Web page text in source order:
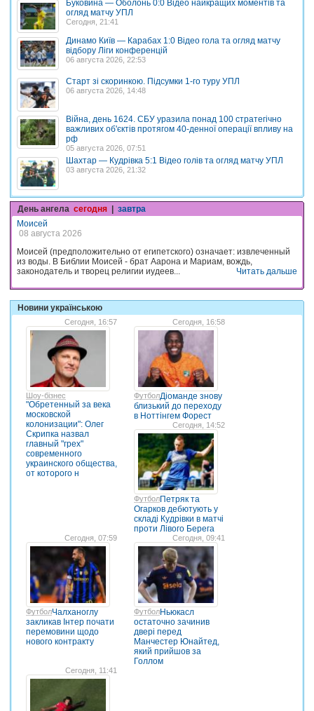
Буковина — Оболонь 0:0 Відео найкращих моментів та
огляд матчу УПЛ
Сегодня, 21:41
Динамо Київ — Карабах 1:0 Відео гола та огляд матчу
відбору Ліги конференцій
06 августа 2026, 22:53
Старт зі скоринкою. Підсумки 1-го туру УПЛ
06 августа 2026, 14:48
Війна, день 1624. СБУ уразила понад 100 стратегічно
важливих об'єктів протягом 40-денної операції впливу на
рф
05 августа 2026, 07:51
Шахтар — Кудрівка 5:1 Відео голів та огляд матчу УПЛ
03 августа 2026, 21:32
День ангела сегодня
завтра
Моисей
08 августа 2026
Моисей (предположительно от египетского) означает: извлеченный
из воды. В Библии Моисей - брат Аарона и Мариам, вождь,
законодатель и творец религии иудеев...
Читать дальше
Новини українською
Сегодня, 16:57
Шоу-бізнес
"Обретенный за века
московской
колонизации": Олег
Скрипка назвал
главный "грех"
современного
украинского общества,
от которого н
Сегодня, 16:58
ФутболДіоманде знову
близький до переходу
в Ноттінгем Форест
Сегодня, 14:52
ФутболПетряк та
Огарков дебютують у
складі Кудрівки в матчі
проти Лівого Берега
Сегодня, 07:59
ФутболЧалханоглу
закликав Інтер почати
перемовини щодо
нового контракту
Сегодня, 09:41
ФутболНьюкасл
остаточно зачинив
двері перед
Манчестер Юнайтед,
який прийшов за
Голлом
Сегодня, 11:41